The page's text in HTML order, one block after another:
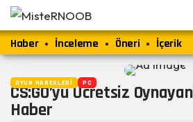
Haber İnceleme Öneri İçerik
OYUN HABERLERI PC
CS:GO’yu Ücretsiz
Haber